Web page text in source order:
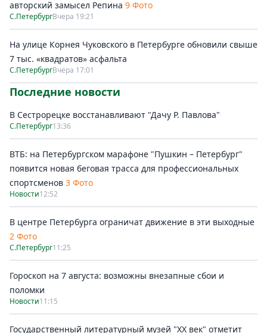
авторский замысел Репина 9 Фото
С.ПетербургВчера 19:21
На улице Корнея Чуковского в Петербурге обновили свыше
7 тыс. «квадратов» асфальта
С.ПетербургВчера 17:01
Последние новости
В Сестрорецке восстанавливают "Дачу Р. Павлова"
С.Петербург13:36
ВТБ: на Петербургском марафоне "Пушкин – Петербург"
появится новая беговая трасса для профессиональных
спортсменов 3 Фото
Новости12:52
В центре Петербурга ограничат движение в эти выходные
2 Фото
С.Петербург11:25
Гороскоп на 7 августа: возможны внезапные сбои и
поломки
Новости11:15
Государственный литературный музей "ХХ век" отметит